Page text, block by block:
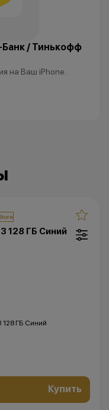
Банк / Тинькофф
на Ваш iPhone.
128 ГБ Синий
Купить